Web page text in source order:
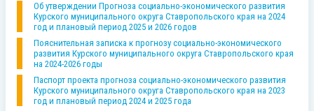
Об утверждении Прогноза социально-экономического развития
Курского муниципального округа Ставропольского края на 2024
год и плановый период 2025 и 2026 годов
Пояснительная записка к прогнозу социально-экономического
развития Курского муниципального округа Ставропольского края
на 2024-2026 годы
Паспорт проекта прогноза социально-экономического развития
Курского муниципального округа Ставропольского края на 2023
год и плановый период 2024 и 2025 года